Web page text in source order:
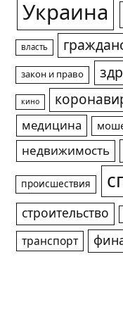
Украина
власть
закон и право
кино
медицина
недвижимость
происшествия
строительство
транспорт